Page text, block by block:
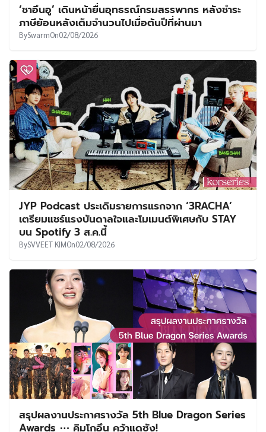
‘ชาอึนอู’ เดินหน้ายื่นอุทธรณ์กรมสรรพากร หลังชำระ
ภาษีย้อนหลังเต็มจำนวนไปเมื่อต้นปีที่ผ่านมา
BySwarmOn02/08/2026
JYP Podcast ประเดิมรายการแรกจาก ‘3RACHA’
เตรียมแชร์แรงบันดาลใจและโมเมนต์พิเศษกับ STAY
บน Spotify 3 ส.ค.นี้
BySVVEET KIMOn02/08/2026
สรุปผลงานประกาศรางวัล 5th Blue Dragon Series
Awards ⋯ คิมโกอึน คว้าแดซัง!